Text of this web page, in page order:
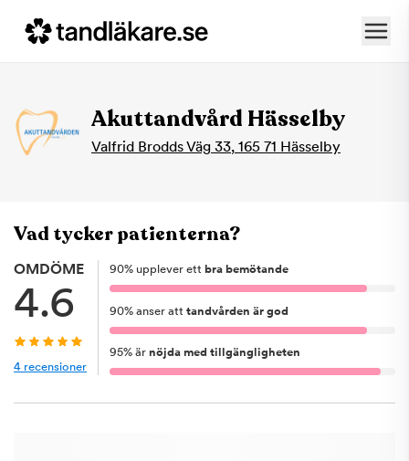
Akuttandvård Hässelby
Valfrid Brodds Väg 33, 165 71 Hässelby
Vad tycker patienterna?
OMDÖME
4.6
4 recensioner
90% upplever ett bra bemötande
90% anser att tandvården är god
95% är nöjda med tillgängligheten